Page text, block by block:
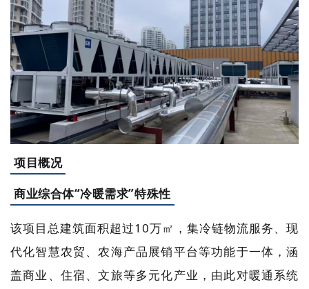
项目概况
商业综合体“冷暖需求”特殊性
该项目总建筑面积超过10万㎡，集冷链物流服务、现
代化智慧农贸、农海产品展销平台等功能于一体，涵
盖商业、住宿、文旅等多元化产业，由此对暖通系统